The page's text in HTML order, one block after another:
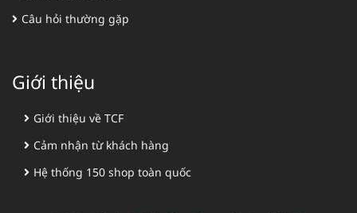
Câu hỏi thường gặp
Giới thiệu
Giới thiệu về TCF
Cảm nhận từ khách hàng
Hệ thống 150 shop toàn quốc